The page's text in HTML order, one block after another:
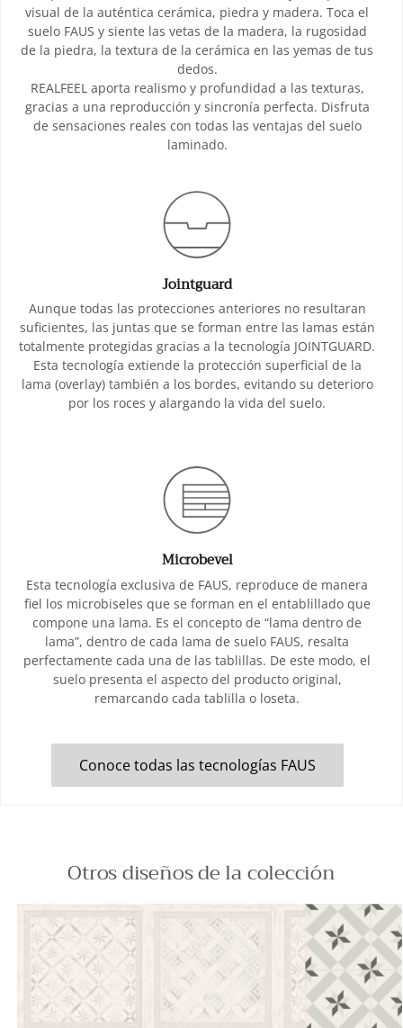
visual de la auténtica cerámica, piedra y madera. Toca el
suelo FAUS y siente las vetas de la madera, la rugosidad
de la piedra, la textura de la cerámica en las yemas de tus
dedos.
REALFEEL aporta realismo y profundidad a las texturas,
gracias a una reproducción y sincronía perfecta. Disfruta
de sensaciones reales con todas las ventajas del suelo
laminado.
Jointguard
Aunque todas las protecciones anteriores no resultaran
suficientes, las juntas que se forman entre las lamas están
totalmente protegidas gracias a la tecnología JOINTGUARD.
Esta tecnología extiende la protección superficial de la
lama (overlay) también a los bordes, evitando su deterioro
por los roces y alargando la vida del suelo.
Microbevel
Esta tecnología exclusiva de FAUS, reproduce de manera
fiel los microbiseles que se forman en el entablillado que
compone una lama. Es el concepto de “lama dentro de
lama”, dentro de cada lama de suelo FAUS, resalta
perfectamente cada una de las tablillas. De este modo, el
suelo presenta el aspecto del producto original,
remarcando cada tablilla o loseta.
Conoce todas las tecnologías FAUS
Otros diseños de la colección